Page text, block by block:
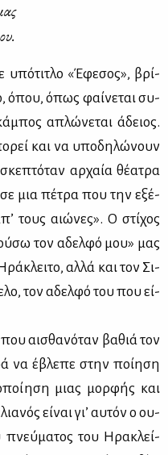
«Έφε­σος», βρί­
όπου, όπως φαί­νε­ται συ­
απλώ­νε­ται άδειος.
και να υπο­δη­λώ­νουν
αρ­χαία θέ­α­τρα
μια πέ­τρα που την εξέ­
τους αιώ­νες». Ο στί­χος
τον αδελ­φό μου» μας
αλ­λά και τον Σι­
τον αδελ­φό του που εί­
αι­σθα­νό­ταν βα­θιά τον
να έβλε­πε στην ποί­η­ση
μιας μορ­φής και
εί­ναι γι’ αυ­τόν ο ου­
πνεύ­μα­τος του Ηρα­κλεί­